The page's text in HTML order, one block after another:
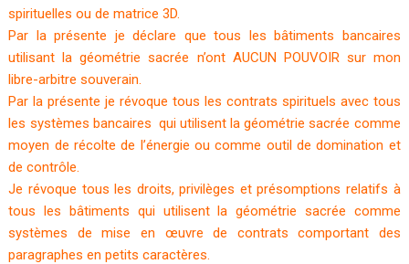
spirituelles ou de matrice 3D.
Par la présente je déclare que tous les bâtiments bancaires
utilisant la géométrie sacrée n’ont AUCUN POUVOIR sur mon
libre-arbitre souverain.
Par la présente je révoque tous les contrats spirituels avec tous
les systèmes bancaires qui utilisent la géométrie sacrée comme
moyen de récolte de l’énergie ou comme outil de domination et
de contrôle.
Je révoque tous les droits, privilèges et présomptions relatifs à
tous les bâtiments qui utilisent la géométrie sacrée comme
systèmes de mise en œuvre de contrats comportant des
paragraphes en petits caractères.